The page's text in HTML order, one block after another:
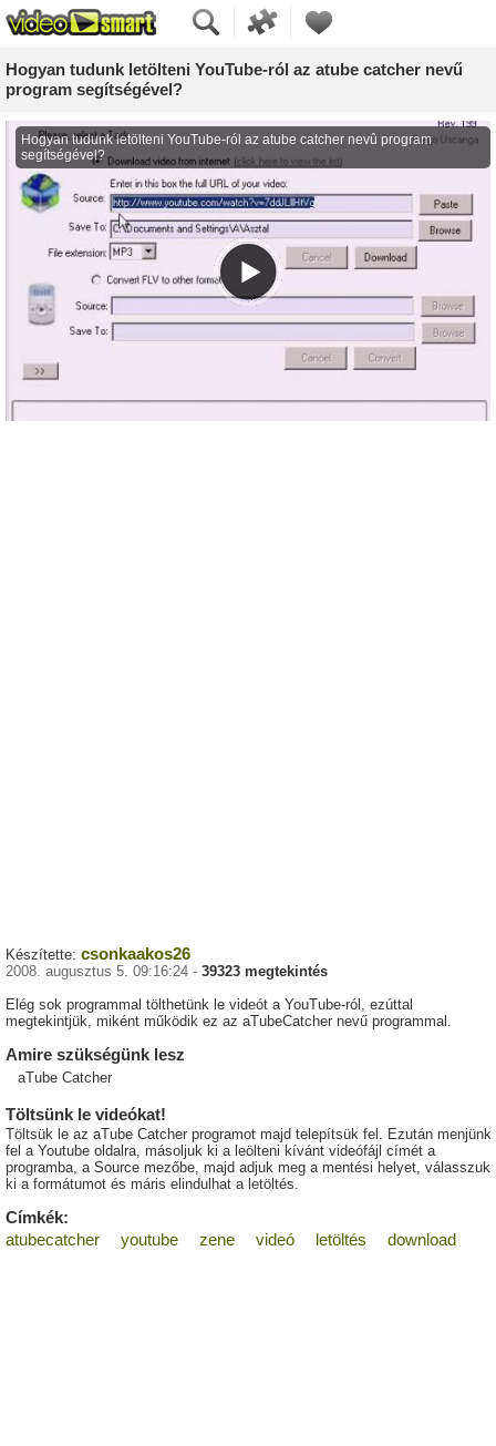
Hogyan tudunk letölteni YouTube-ról az atube catcher nevű
program segítségével?
Készítette: csonkaakos26
2008. augusztus 5. 09:16:24 - 39323 megtekintés
Elég sok programmal tölthetünk le videót a YouTube-ról, ezúttal
megtekintjük, miként működik ez az aTubeCatcher nevű programmal.
Amire szükségünk lesz
aTube Catcher
Töltsünk le videókat!
Töltsük le az aTube Catcher programot majd telepítsük fel. Ezután menjünk
fel a Youtube oldalra, másoljuk ki a leölteni kívánt videófájl címét a
programba, a Source mezőbe, majd adjuk meg a mentési helyet, válasszuk
ki a formátumot és máris elindulhat a letöltés.
Címkék:
atubecatcher
youtube zene videó letöltés download